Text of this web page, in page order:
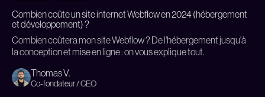
Combien coûte un site internet Webflow en 2024 (hébergement
et développement) ?
Combien coûtera mon site Webflow ? De l'hébergement jusqu'à
la conception et mise en ligne : on vous explique tout.
Thomas V.
Co-fondateur / CEO